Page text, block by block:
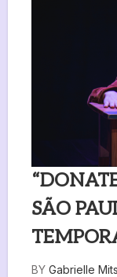
SÃO
BY Gabrielle